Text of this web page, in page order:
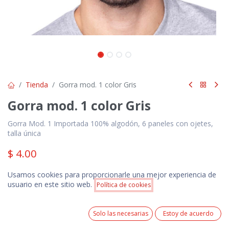
Precio:
4.00 Añadir a la cesta
0
Wishlist Cuenta
Tienda Gorra mod. 1 color Gris
Gorra mod. 1 color Gris
Gorra Mod. 1 Importada 100% algodón, 6 paneles con ojetes,
talla única
$ 4.00
Precio incluye 1 logotipo estampado en serigrafía a 1
color ó 1 logotipo bordado de acuerdo a las
especificaciones técnicas del producto.
Usamos cookies para proporcionarle una mejor experiencia de
usuario en este sitio web.
Política de cookies
Solo las necesarias Estoy de acuerdo